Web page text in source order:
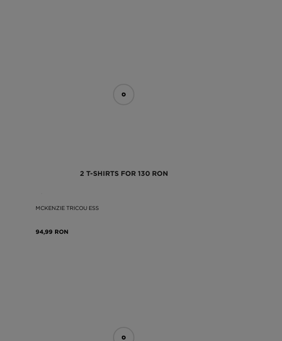
2 T-SHIRTS FOR 130 RON
MCKENZIE TRICOU ESS
94,99 RON